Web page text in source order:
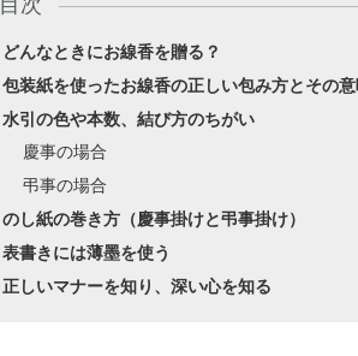
どんなときにお線香を贈る？
包装紙を使ったお線香の正しい包み方とその
水引の色や本数、結び方のちがい
慶事の場合
弔事の場合
のし紙の巻き方（慶事掛けと弔事掛け）
表書きには薄墨を使う
正しいマナーを知り、深い心を知る